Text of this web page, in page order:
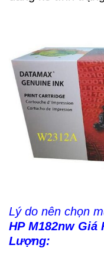
Lý do nên chọn
HP M182nw Giá
Lượng: